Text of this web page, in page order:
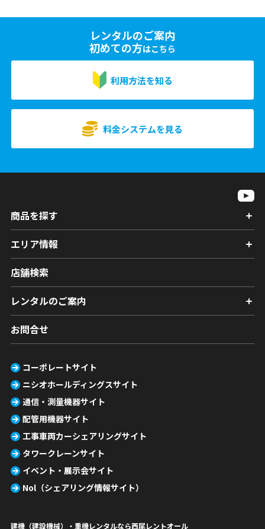
レンタルのご案内
初めての方はこちら
利用方法を知る
料金システムを見る
商品を探す
エリア情報
店舗検索
レンタルのご案内
お問合せ
コーポレートサイト
ニシオホールディングスサイト
通信・測量機器サイト
配管用機器サイト
工事車両カーシェアリングサイト
タワークレーンサイト
イベント・展示会サイト
Nol（シェアリング情報サイト）
建機（建設機械）・重機レンタルなら西尾レントオール